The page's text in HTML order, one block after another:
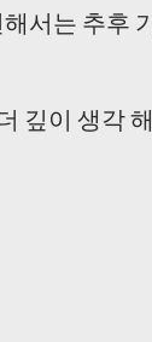
서는 추후
깊이 생각